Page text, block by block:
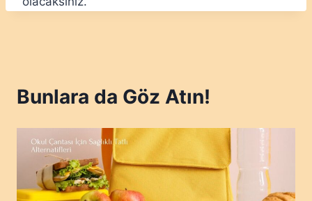
Bunlara da Göz Atın!